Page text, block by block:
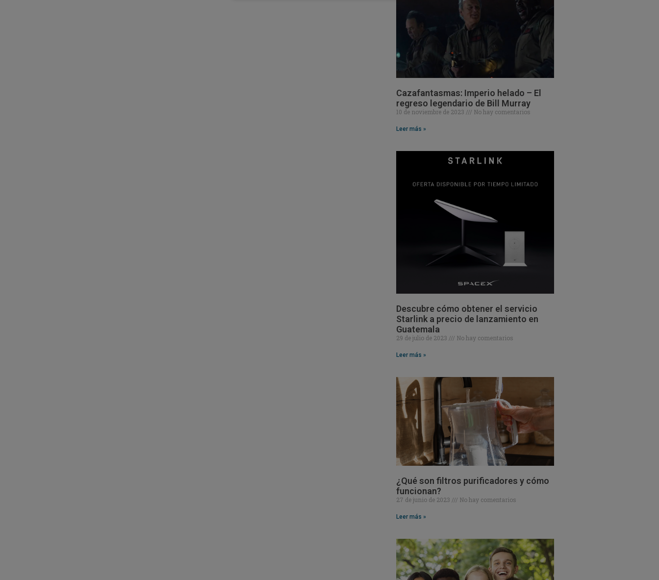
Cazafantasmas: Imperio helado – El
regreso legendario de Bill Murray
10 de noviembre de 2023 No hay comentarios
Leer más »
Descubre cómo obtener el servicio
Starlink a precio de lanzamiento en
Guatemala
29 de julio de 2023 No hay comentarios
Leer más »
¿Qué son filtros purificadores y cómo
funcionan?
27 de junio de 2023 No hay comentarios
Leer más »